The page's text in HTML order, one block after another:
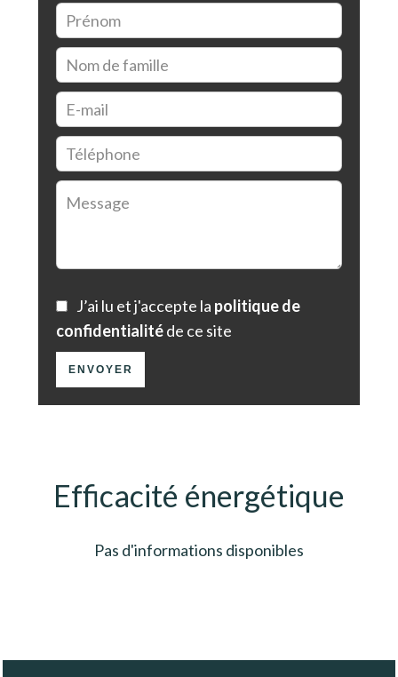
J’ai lu et j'accepte la politique de
confidentialitéde ce site
ENVOYER
Efficacité énergétique
Pas d'informations disponibles